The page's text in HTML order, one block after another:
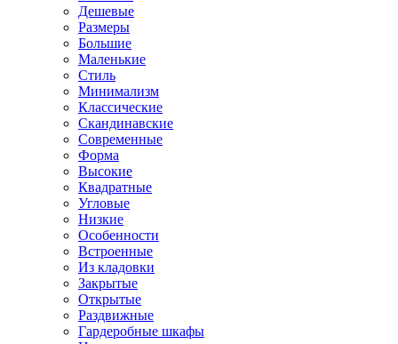
Дешевые
Размеры
Большие
Маленькие
Стиль
Минимализм
Классические
Скандинавские
Современные
Форма
Высокие
Квадратные
Угловые
Низкие
Особенности
Встроенные
Из кладовки
Закрытые
Открытые
Раздвижные
Гардеробные шкафы